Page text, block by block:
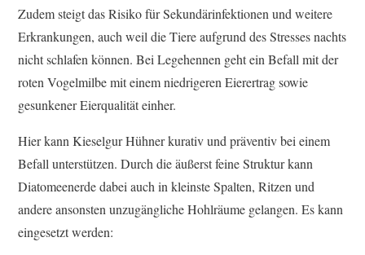
Zudem steigt das Risiko für Sekundärinfektionen und weitere
Erkrankungen, auch weil die Tiere aufgrund des Stresses nachts
nicht schlafen können. Bei Legehennen geht ein Befall mit der
roten Vogelmilbe mit einem niedrigeren Eierertrag sowie
gesunkener Eierqualität einher.
Hier kann Kieselgur Hühner kurativ und präventiv bei einem
Befall unterstützen. Durch die äußerst feine Struktur kann
Diatomeenerde dabei auch in kleinste Spalten, Ritzen und
andere ansonsten unzugängliche Hohlräume gelangen. Es kann
eingesetzt werden: